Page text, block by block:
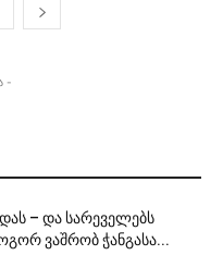
-
– და სარეველებს
ვაშრობ ჭანგასა...